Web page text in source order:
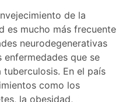
de la
es mucho más frecuente
neurodegenerativas
que se
En el país
como los
la obesidad,